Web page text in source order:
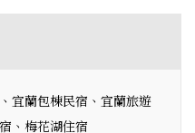
宜蘭包棟民宿、宜蘭旅遊
、梅花湖住宿